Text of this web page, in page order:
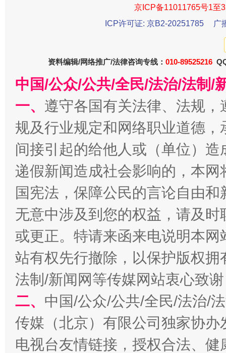
揭开“小金库”的免责幌子
受贿1.44亿！段成刚被判无期 从幼
京ICP备11011765号1至
ICP许可证: 京B2-20251785
广
资料编辑/网络推广/法律咨询专线： 010-89525216
中国/公众/公共/全民/法治/法制/
一、 遵守各国有关法律、法规
规及行业规定和网络职业道德
间接引起的给他人或（单位）
递假新闻造成社会影响的，本
国宪法，保障公民的言论自由
无意中涉及到您的权益，请及
或更正。特请来函来电说明本
站有权先行撤除，以保护版权
法制/新闻网等传媒网站衷心致
二、 中国/公众/公共/全民/法治/
传媒（北京）有限公司独家协
电视台友情链接，授权合法、